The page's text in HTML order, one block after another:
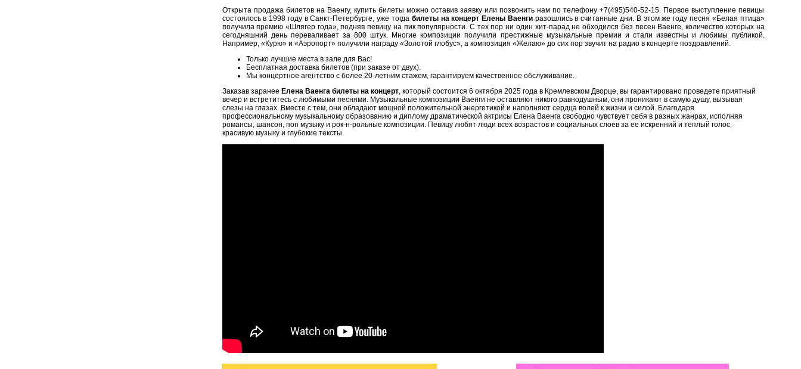
Открыта продажа билетов на Ваенгу, купить билеты можно оставив заявку или позвонить нам по телефону +7(495)540-52-15. Первое выступление певицы
состоялось в 1998 году в Санкт-Петербурге, уже тогда билеты на концерт Елены Ваенгиразошлись в считанные дни. В этом же году песня «Белая птица»
получила премию «Шлягер года», подняв певицу на пик популярности. С тех пор ни один хит-парад не обходился без песен Ваенге, количество которых на
сегодняшний день переваливает за 800 штук. Многие композиции получили престижные музыкальные премии и стали известны и любимы публикой.
Например, «Курю» и «Аэропорт» получили награду «Золотой глобус», а композиция «Желаю» до сих пор звучит на радио в концерте поздравлений.
Только лучшие места в зале для Вас!
Бесплатная доставка билетов (при заказе от двух).
Мы концертное агентство с более 20-летним стажем, гарантируем качественное обслуживание.
Заказав заранее Елена Ваенга билеты на концерт, который состоится 6 октября 2025 года в Кремлевском Дворце, вы гарантировано проведете приятный
вечер и встретитесь с любимыми песнями. Музыкальные композиции Ваенги не оставляют никого равнодушным, они проникают в самую душу, вызывая
слезы на глазах. Вместе с тем, они обладают мощной положительной энергетикой и наполняют сердца волей к жизни и силой. Благодаря
профессиональному музыкальному образованию и диплому драматической актрисы Елена Ваенга свободно чувствует себя в разных жанрах, исполняя
романсы, шансон, поп музыку и рок-н-рольные композиции. Певицу любят люди всех возрастов и социальных слоев за ее искренний и теплый голос,
красивую музыку и глубокие тексты.